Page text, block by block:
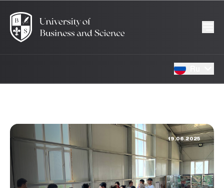
19.06.2025